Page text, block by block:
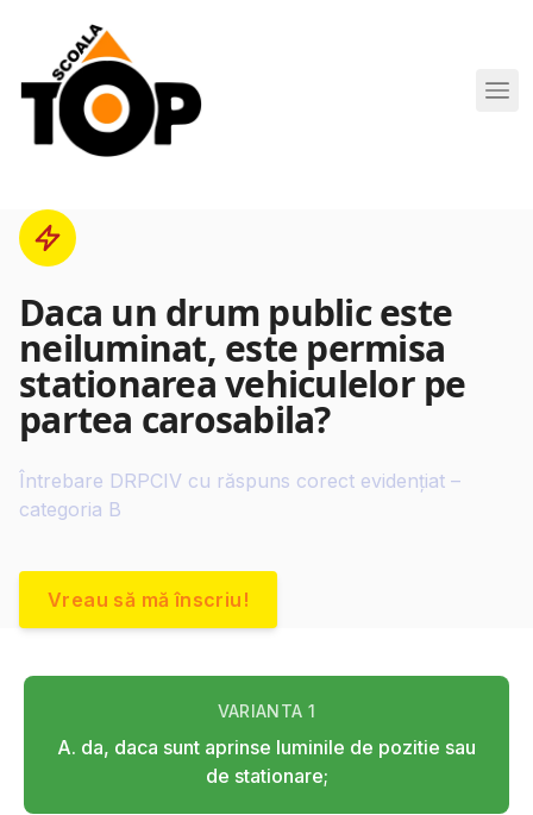
Scoala de Soferi TOP navigation
Daca un drum public este
neiluminat, este permisa
stationarea vehiculelor pe
partea carosabila?
Întrebare DRPCIV cu răspuns corect evidențiat –
categoria B
Vreau să mă înscriu!
VARIANTA 1
A. da, daca sunt aprinse luminile de pozitie sau
de stationare;